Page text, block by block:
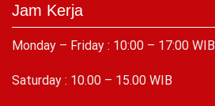
Jam Kerja
Monday – Friday : 10:00 – 17:00 WIB
Saturday : 10.00 – 15.00 WIB